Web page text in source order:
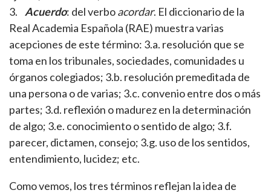
3. Acuerdo: del verboacordar. El diccionario de la
Real Academia Española (RAE) muestra varias
acepciones de este término: 3.a. resolución que se
toma en los tribunales, sociedades, comunidades u
órganos colegiados; 3.b. resolución premeditada de
una persona o de varias; 3.c. convenio entre dos o más
partes; 3.d. reflexión o madurez en la determinación
de algo; 3.e. conocimiento o sentido de algo; 3.f.
parecer, dictamen, consejo; 3.g. uso de los sentidos,
entendimiento, lucidez; etc.
Como vemos, los tres términos reflejan la idea de